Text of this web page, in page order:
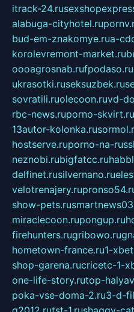
itrack-24.ru
alabuga-cityhotel.ru
bud-em-znakomye.rua-
korolevremont-market.ru
oooagrosnab.rufpodaso.ru
ukrasotki.ruseksuzbek.ru
sovratili.ruolecoon.ruvd-
rbc-news.ruporno-skvirt.ru
13autor-kolonka.ru
hostserve.ruporno-na-
neznobi.rubigfatcc.ru
delfinet.rusilvernano.ru
velotrenajery.ru
show-pets.ru
miraclecoon.rupongup.ru
firehunters.rugribowo.ru
hometown-france.ru1-
shop-garena.rucricetc-1-
one-life-story.rutop-
poka-vse-doma-2.ru3-d-